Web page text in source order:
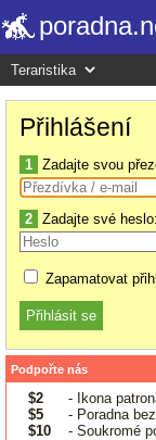
Přihlášení
1 Zadajte svou
2 Zadajte své heslo:
Zapamatovat
Podpořte nás
$2
- Ikona
$5
- Poradna
$10
- Soukromé